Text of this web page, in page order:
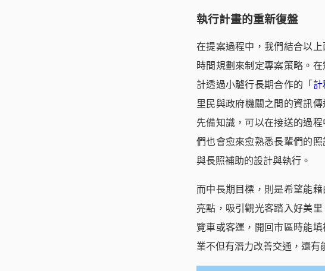
執行計畫的重新復盤
在提案過程中，我們結合以
時間規劃來制定專案策略。
計透過小驢行長期合作的「
里民與政府機關之間的資訊
先備知識，可以在接送的過
們也會愈來愈熟悉長輩們的
與長照補助的設計與執行。
而中長期目標，則是希望能
亮點，吸引觀光客踏入好美
覽車或客運，開回市區時能
業不但有潛力改善交通，還有